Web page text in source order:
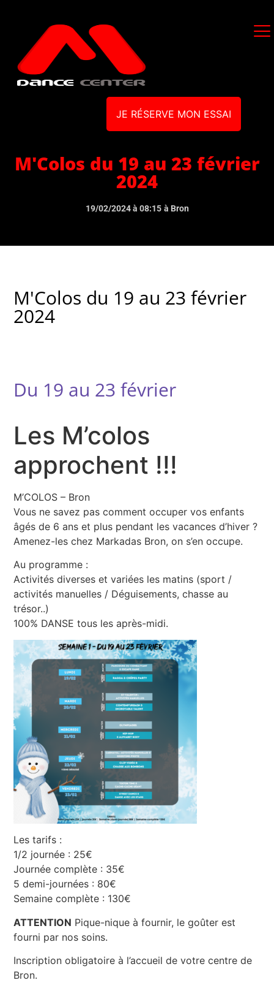
JE RÉSERVE MON ESSAI
M'Colos du 19 au 23 février
2024
19/02/2024 à 08:15 à Bron
M'Colos du 19 au 23 février
2024
Du 19 au 23 février
Les M’colos
approchent !!!
M’COLOS – Bron
Vous ne savez pas comment occuper vos enfants
âgés de 6 ans et plus pendant les vacances d’hiver ?
Amenez-les chez Markadas Bron, on s’en occupe.
Au programme :
Activités diverses et variées les matins (sport /
activités manuelles / Déguisements, chasse au
trésor..)
100% DANSE tous les après-midi.
Les tarifs :
1/2 journée : 25€
Journée complète : 35€
5 demi-journées : 80€
Semaine complète : 130€
ATTENTION Pique-nique à fournir, le goûter est
fourni par nos soins.
Inscription obligatoire à l’accueil de votre centre de
Bron.